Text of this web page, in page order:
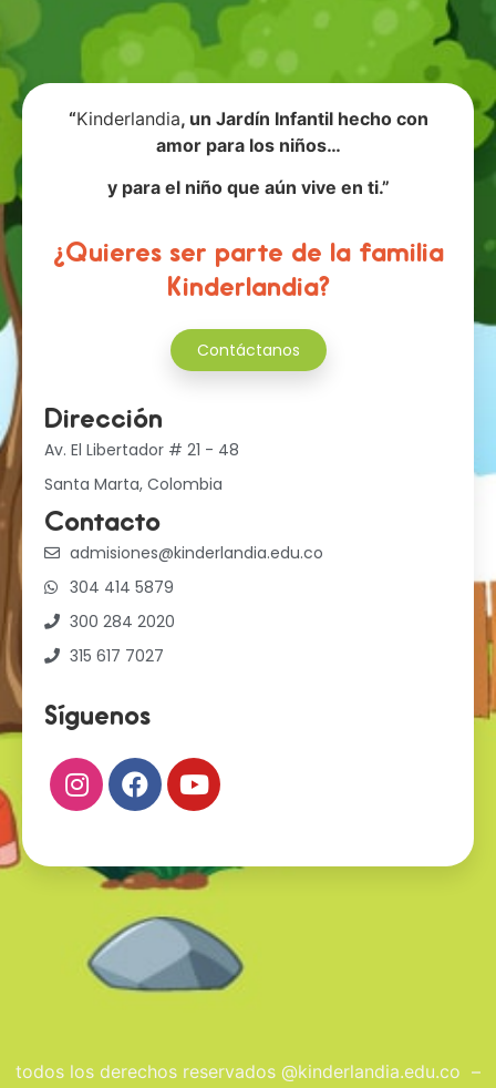
“Kinderlandia, un Jardín Infantil hecho con
amor para los niños…
y para el niño que aún vive en ti.”
¿Quieres ser parte de la familia
Kinderlandia?
Contáctanos
Dirección
Av. El Libertador # 21 - 48
Santa Marta, Colombia
Contacto
admisiones@kinderlandia.edu.co
304 414 5879
300 284 2020
315 617 7027
Síguenos
todos los derechos reservados @kinderlandia.edu.co –